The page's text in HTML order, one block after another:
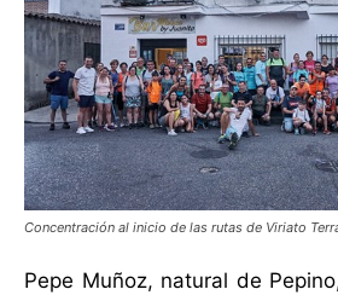
Concentración al inicio de las rutas de Viriato
Pepe Muñoz, natural de